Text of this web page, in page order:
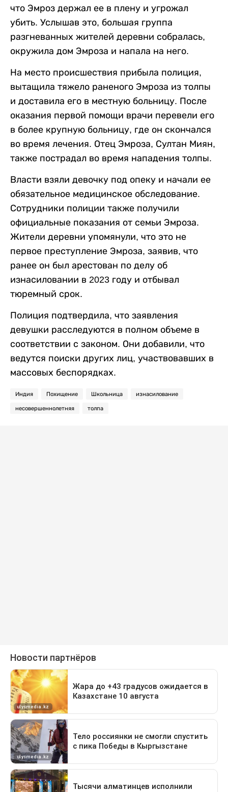
что Эмроз держал ее в плену и угрожал
убить. Услышав это, большая группа
разгневанных жителей деревни собралась,
окружила дом Эмроза и напала на него.
На место происшествия прибыла полиция,
вытащила тяжело раненого Эмроза из толпы
и доставила его в местную больницу. После
оказания первой помощи врачи перевели его
в более крупную больницу, где он скончался
во время лечения. Отец Эмроза, Султан Миян,
также пострадал во время нападения толпы.
Власти взяли девочку под опеку и начали ее
обязательное медицинское обследование.
Сотрудники полиции также получили
официальные показания от семьи Эмроза.
Жители деревни упомянули, что это не
первое преступление Эмроза, заявив, что
ранее он был арестован по делу об
изнасиловании в 2023 году и отбывал
тюремный срок.
Полиция подтвердила, что заявления
девушки расследуются в полном объеме в
соответствии с законом. Они добавили, что
ведутся поиски других лиц, участвовавших в
массовых беспорядках.
Индия Похищение Школьница изнасилование
несовершеннолетняя толпа